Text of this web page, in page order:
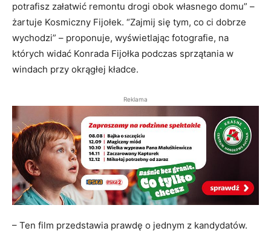
potrafisz załatwić remontu drogi obok własnego domu” –
żartuje Kosmiczny Fijołek. “Zajmij się tym, co ci dobrze
wychodzi” – proponuje, wyświetlając fotografie, na
których widać Konrada Fijołka podczas sprzątania w
windach przy okrągłej kładce.
Reklama
– Ten film przedstawia prawdę o jednym z kandydatów.